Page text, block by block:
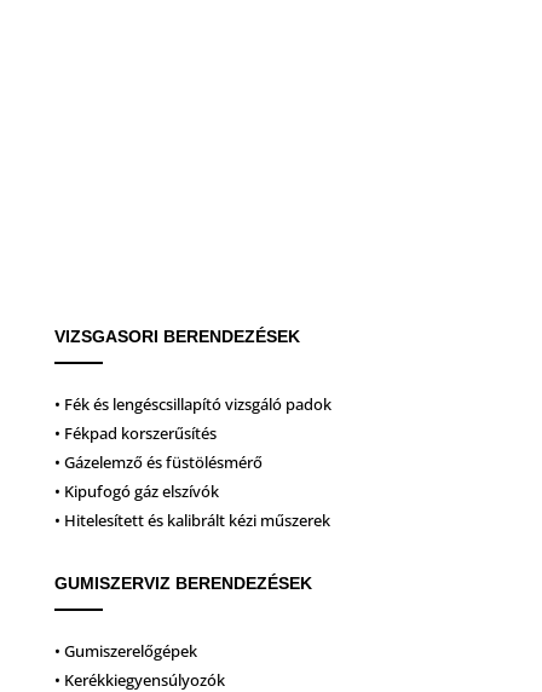
VIZSGASORI BERENDEZÉSEK
• Fék és lengéscsillapító vizsgáló padok
• Fékpad korszerűsítés
• Gázelemző és füstölésmérő
• Kipufogó gáz elszívók
• Hitelesített és kalibrált kézi műszerek
GUMISZERVIZ BERENDEZÉSEK
• Gumiszerelőgépek
• Kerékkiegyensúlyozók